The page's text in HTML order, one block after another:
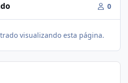
0
visualizando esta página.